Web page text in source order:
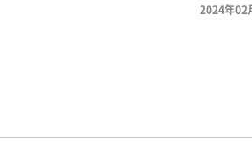
2024年02